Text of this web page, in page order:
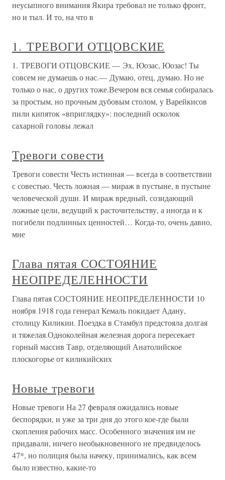
неусыпного внимания Якира требовал не только фронт,
но и тыл. И то, на что в
1. ТРЕВОГИ ОТЦОВСКИЕ
1. ТРЕВОГИ ОТЦОВСКИЕ — Эх, Юозас, Юозас! Ты
совсем не думаешь о нас.— Думаю, отец, думаю. Но не
только о нас, о других тоже.Вечером вся семья собиралась
за простым, но прочным дубовым столом, у Варейкисов
пили кипяток «вприглядку»: последний осколок
сахарной головы лежал
Тревоги совести
Тревоги совести Честь истинная — всегда в соответствии
с совестью. Честь ложная — мираж в пустыне, в пустыне
человеческой души. И мираж вредный, созидающий
ложные цели, ведущий к расточительству, а иногда и к
погибели подлинных ценностей… Когда-то, очень давно,
мне
Глава пятая СОСТОЯНИЕ
НЕОПРЕДЕЛЕННОСТИ
Глава пятая СОСТОЯНИЕ НЕОПРЕДЕЛЕННОСТИ 10
ноября 1918 года генерал Кемаль покидает Адану,
столицу Киликии. Поездка в Стамбул предстояла долгая
и тяжелая.Одноколейная железная дорога пересекает
горный массив Тавр, отделяющий Анатолийское
плоскогорье от киликийских
Новые тревоги
Новые тревоги На 27 февраля ожидались новые
беспорядки, и уже за три дня до этого кое-где были
скопления рабочих масс. Особенного значения им не
придавали, ничего необыкновенного не предвиделось
47*, но полиция была начеку, принимались, как всем
было известно, какие-то